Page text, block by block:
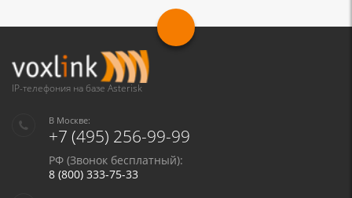
Я даю согласие на обработку моих персональных данных для связи
в соответствии с Политикой в отношении обработки персональных
данныхи Политикой конфиденциальности
IP-телефония на базе Asterisk
В Москве:
+7 (495) 256-99-99
РФ (Звонок бесплатный):
8 (800) 333-75-33